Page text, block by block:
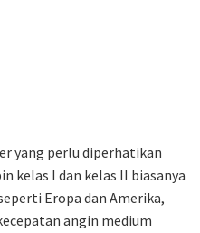
yang perlu diperhatikan
kelas I dan kelas II biasanya
Eropa dan Amerika,
angin medium